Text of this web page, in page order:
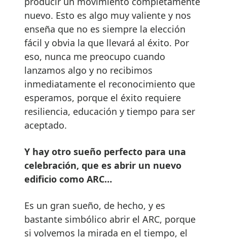
nuevo. Esto es algo muy valiente y nos
enseña que no es siempre la elección
fácil y obvia la que llevará al éxito. Por
eso, nunca me preocupo cuando
lanzamos algo y no recibimos
inmediatamente el reconocimiento que
esperamos, porque el éxito requiere
resiliencia, educación y tiempo para ser
aceptado.
Y hay otro sueño perfecto para una
celebración, que es abrir un nuevo
edificio como ARC…
Es un gran sueño, de hecho, y es
bastante simbólico abrir el ARC, porque
si volvemos la mirada en el tiempo, el